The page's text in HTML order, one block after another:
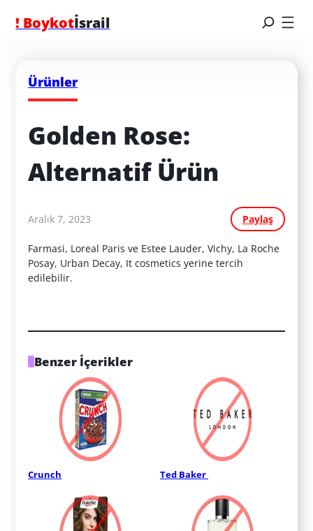
! Boykotİsrail
Ürünler
Golden Rose:
Alternatif Ürün
Aralık 7, 2023 Paylaş
Farmasi, Loreal Paris ve Estee Lauder, Vichy, La Roche
Posay, Urban Decay, It cosmetics yerine tercih
edilebilir.
Benzer İçerikler
Crunch Ted Baker